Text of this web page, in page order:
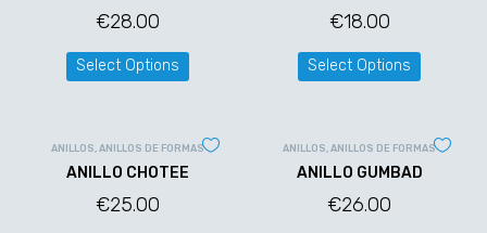
€28.00
Select Options
€18.00
Select Options
ANILLOS, ANILLOS DE FORMAS
ANILLO CHOTEE
€25.00
ANILLOS,ANILLOS DE FORMAS
ANILLO GUMBAD
€26.00